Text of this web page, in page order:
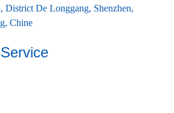
District De Longgang, Shenzhen,
Chine